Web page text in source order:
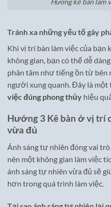
Tránh xa những yếu tố gây
Khi vị trí bàn làm việc của bạn
không gian, bạn có thể dễ
phân tâm như tiếng ồn từ bên
người xung quanh. Đây là
việc đúng phong thủy hiệu
Hướng 3 Kê bàn ở vị trí
vừa đủ
Ánh sáng tự nhiên đóng vai
nên một không gian làm việc
ánh sáng tự nhiên vừa đủ sẽ
hơn trong quá trình làm việc.